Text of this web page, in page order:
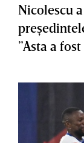
Nicolescu
”Asta a